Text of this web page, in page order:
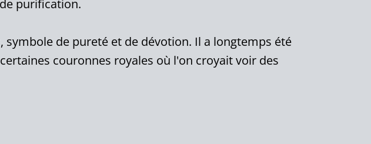
purification.
de pureté et de dévotion. Il a longtemps été
couronnes royales où l'on croyait voir des